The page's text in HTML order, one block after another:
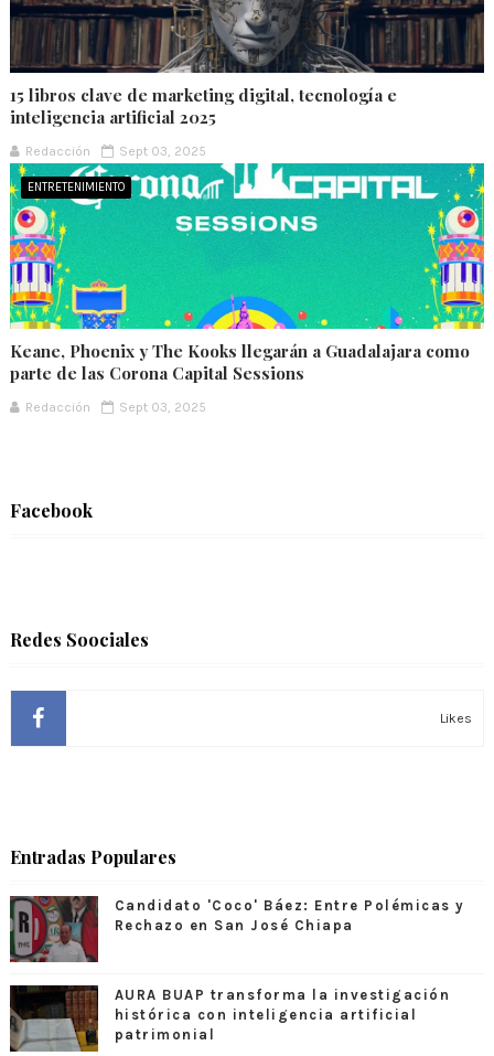
15 libros clave de marketing digital, tecnología e
inteligencia artificial 2025
Redacción Sept 03, 2025
ENTRETENIMIENTO
Keane, Phoenix y The Kooks llegarán a Guadalajara como
parte de las Corona Capital Sessions
Redacción Sept 03, 2025
Facebook
Redes Soociales
Likes
Entradas Populares
Candidato 'Coco' Báez: Entre Polémicas y
Rechazo en San José Chiapa
AURA BUAP transforma la investigación
histórica con inteligencia artificial
patrimonial